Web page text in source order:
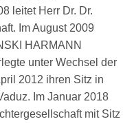
leitet Herr Dr. Dr.
Im August 2009
HARMANN
unter Wechsel der
2012 ihren Sitz in
Im Januar 2018
mit Sitz